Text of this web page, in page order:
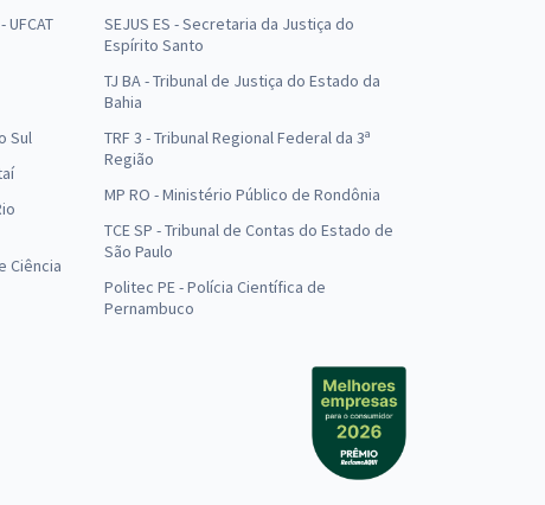
Sul
Ciência
SEJUS ES - Secretaria da Justiça do
Espírito Santo
TJ BA - Tribunal de Justiça do Estado da
Bahia
TRF 3 - Tribunal Regional Federal da 3ª
Região
MP RO - Ministério Público de Rondônia
TCE SP - Tribunal de Contas do Estado de
São Paulo
Politec PE - Polícia Científica de
Pernambuco